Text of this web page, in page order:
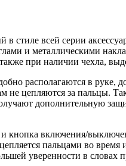
стиле всей серии
и металлическими
при наличии чехла,
располагаются в
не цепляются за пальцы.
дополнительную
включения/
пальцами во
уверенности в